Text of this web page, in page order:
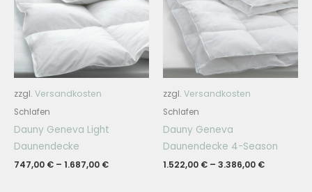
zzgl. Versandkosten
Schlafen
Dauny Geneva Light
Daunendecke
747,00 € – 1.687,00 €
zzgl. Versandkosten
Schlafen
Dauny Geneva
Daunendecke 4-Season
1.522,00 € – 3.386,00 €